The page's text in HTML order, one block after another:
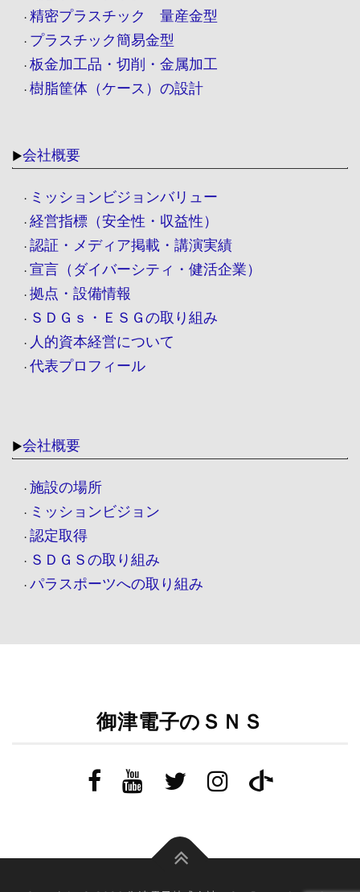
・ 精密プラスチック 量産金型
・ プラスチック簡易金型
・ 板金加工品・切削・金属加工
・ 樹脂筐体（ケース）の設計
▶会社概要
・ ミッションビジョンバリュー
・ 経営指標（安全性・収益性）
・ 認証・メディア掲載・講演実績
・ 宣言（ダイバーシティ・健活企業）
・ 拠点・設備情報
・ ＳＤＧｓ・ＥＳＧの取り組み
・ 人的資本経営について
・ 代表プロフィール
▶会社概要
・ 施設の場所
・ ミッションビジョン
・ 認定取得
・ ＳＤＧＳの取り組み
・ パラスポーツへの取り組み
御津電子のＳＮＳ